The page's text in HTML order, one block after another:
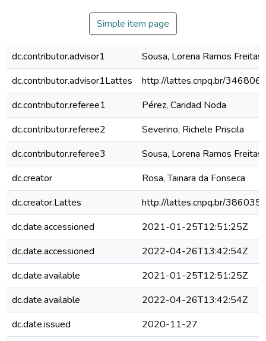
Simple item page
dc.contributor.advisor1
Sousa, Lorena Ramos Freitas
dc.contributor.advisor1Lattes
http://lattes.cnpq.br/
dc.contributor.referee1
Pérez, Caridad Noda
dc.contributor.referee2
Severino, Richele Priscila
dc.contributor.referee3
Sousa, Lorena Ramos Freitas
dc.creator
Rosa, Tainara da Fonseca
dc.creator.Lattes
http://lattes.cnpq.br/
dc.date.accessioned
2021-01-25T12:51:25Z
dc.date.accessioned
2022-04-26T13:42:54Z
dc.date.available
2021-01-25T12:51:25Z
dc.date.available
2022-04-26T13:42:54Z
dc.date.issued
2020-11-27